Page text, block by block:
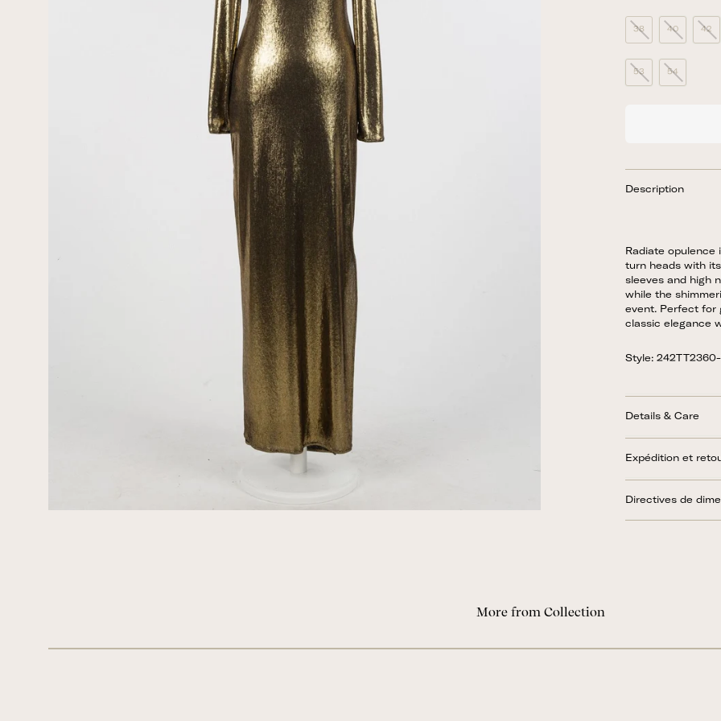
38 40 42
53 54
Description
Radiate opulence
turn heads with
sleeves and high
while the
event. Perfect for
classic elegance
Style: 242TT2360-
Details & Care
Expédition et
Directives de
More from Collection